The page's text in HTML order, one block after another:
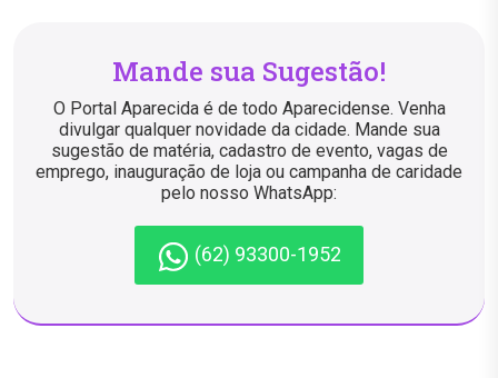
Mande sua Sugestão!
O Portal Aparecida é de todo Aparecidense. Venha
divulgar qualquer novidade da cidade. Mande sua
sugestão de matéria, cadastro de evento, vagas de
emprego, inauguração de loja ou campanha de caridade
pelo nosso WhatsApp:
(62) 93300-1952